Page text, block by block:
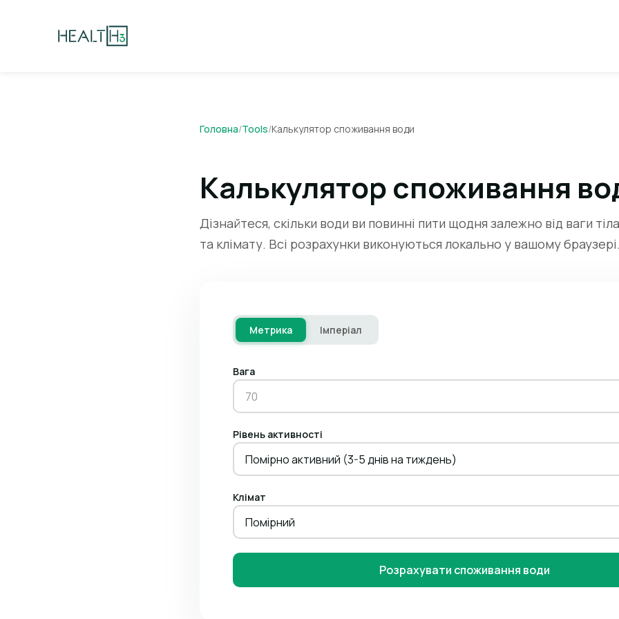
Головна/Tools/Калькулятор споживання води
Калькулятор споживання
Дізнайтеся, скільки води ви повинні пити щодня залежно від ваги
та клімату. Всі розрахунки виконуються локально у вашому
Метрика Імперіал
Вага
Рівень активності
Помірно активний (3-5 днів на тиждень)
Клімат
Помірний
Розрахувати споживання води